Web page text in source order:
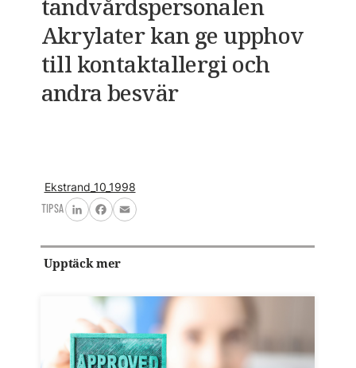
tandvårdspersonalen
Akrylater kan ge upphov
till kontaktallergi och
andra besvär
Ekstrand_10_1998
TIPSA
LinkedInFacebook
Email
Upptäck mer